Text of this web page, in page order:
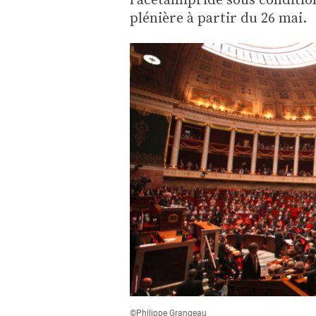
plénière à partir du 26 mai.
©Philippe Grangeau